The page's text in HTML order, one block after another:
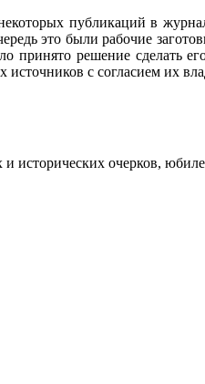
публикаций в
это были рабочие
принято решение
с согласием их
исторических очерков,